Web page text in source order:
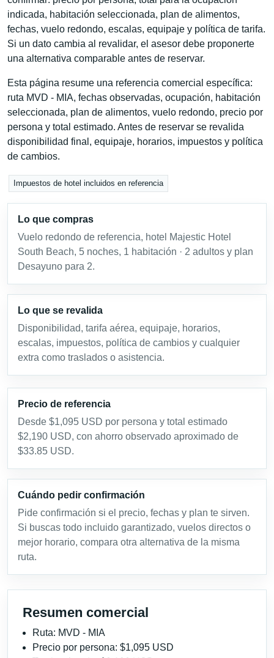
indicada, habitación seleccionada, plan de alimentos,
fechas, vuelo redondo, escalas, equipaje y política de tarifa.
Si un dato cambia al revalidar, el asesor debe proponerte
una alternativa comparable antes de reservar.
Esta página resume una referencia comercial específica:
ruta MVD - MIA, fechas observadas, ocupación, habitación
seleccionada, plan de alimentos, vuelo redondo, precio por
persona y total estimado. Antes de reservar se revalida
disponibilidad final, equipaje, horarios, impuestos y política
de cambios.
Impuestos de hotel incluidos en referencia
Lo que compras
Vuelo redondo de referencia, hotel Majestic Hotel
South Beach, 5 noches, 1 habitación · 2 adultos y plan
Desayuno para 2.
Lo que se revalida
Disponibilidad, tarifa aérea, equipaje, horarios,
escalas, impuestos, política de cambios y cualquier
extra como traslados o asistencia.
Precio de referencia
Desde $1,095 USD por persona y total estimado
$2,190 USD, con ahorro observado aproximado de
$33.85 USD.
Cuándo pedir confirmación
Pide confirmación si el precio, fechas y plan te sirven.
Si buscas todo incluido garantizado, vuelos directos o
mejor horario, compara otra alternativa de la misma
ruta.
Resumen comercial
Ruta: MVD - MIA
Precio por persona: $1,095 USD